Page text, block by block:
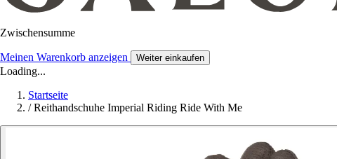
Zwischensumme
Meinen Warenkorb anzeigen Weiter einkaufen
Loading...
Startseite
/ Reithandschuhe Imperial Riding Ride With Me